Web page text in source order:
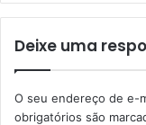
Segundo o
Orçamento e
contempladas
grau de desgaste e
consistente há
Deixe uma
O seu endereço de e-
obrigatórios são